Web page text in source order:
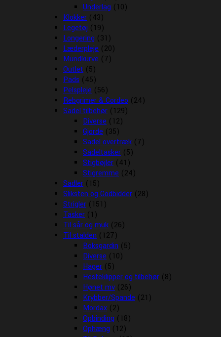
Underlag (10)
Klokker (43)
Legetøj (19)
Longering (31)
Læderpleje (20)
Mundkurve (7)
Outlet (5)
Pads (45)
Pelspleje (56)
Rebgrimer & Cordeo (24)
Sadel tilbehør (129)
Diverse (12)
Gjorde (35)
Sadel overtræk (7)
Sadeltasker (5)
Stigbøjler (41)
Stigremme (24)
Sadler (15)
Sliksten og Godbidder (28)
Strigler (151)
Tasker (1)
Til sår og muk (26)
Til stalden (127)
Boksgardin (5)
Diverse (10)
Hager (5)
Hesteklipper og tilbehør (8)
Hønet mv (26)
Krybber/Spande (21)
Mordax (2)
Opbinding (18)
Ophæng (12)